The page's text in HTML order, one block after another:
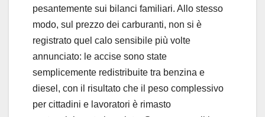
pesantemente sui bilanci familiari. Allo stesso
modo, sul prezzo dei carburanti, non si è
registrato quel calo sensibile più volte
annunciato: le accise sono state
semplicemente redistribuite tra benzina e
diesel, con il risultato che il peso complessivo
per cittadini e lavoratori è rimasto